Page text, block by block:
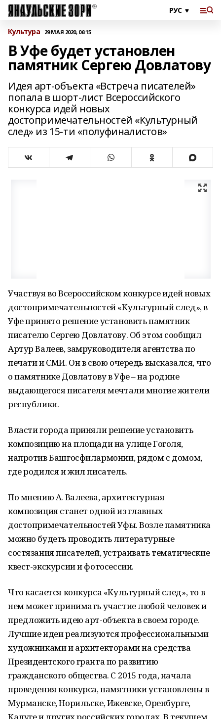
Культура 29 МАЯ 2020, 06:15
В Уфе будет установлен
памятник Сергею Довлатову
Идея арт-объекта «Встреча писателей»
попала в шорт-лист Всероссийского
конкурса идей новых
достопримечательностей «Культурный
след» из 15-ти «полуфиналистов»
Участвуя во Всероссийском конкурсе идей новых
достопримечательностей «Культурный след», в
Уфе принято решение установить памятник
писателю Сергею Довлатову. Об этом сообщил
Артур Валеев, замруководителя агентства по
печати и СМИ. Он в свою очередь высказался, что
о памятнике Довлатову в Уфе – на родине
выдающегося писателя мечтали многие жители
республики.
Власти города приняли решение установить
композицию на площади на улице Гоголя,
напротив Башгосфилармонии, рядом с домом,
где родился и жил писатель.
По мнению А. Валеева, архитектурная
композиция станет одной из главных
достопримечательностей Уфы. Возле памятника
можно будеть проводить литературные
состязания писателей, устраивать тематические
квест-экскурсии и фотосессии.
Что касается конкурса «Культурный след», то в
нем может принимать участие любой человек и
предложить идею арт-объекта в своем городе.
Лучшие идеи реализуются профессиональными
художниками и архитекторами на средства
Президентского гранта по развитию
гражданского общества. С 2015 года, начала
проведения конкурса, памятники установлены в
Мурманске, Норильске, Ижевске, Оренбурге,